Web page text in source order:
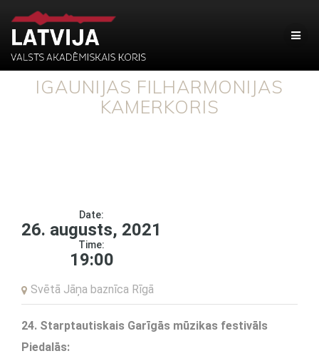
IGAUNIJAS FILHARMONIJAS
KAMERKORIS
Date:
26. augusts, 2021
Time:
19:00
Svētā Jāņa baznīca Rīgā
24. Starptautiskais Garīgās mūzikas festivāls
Piedalās: